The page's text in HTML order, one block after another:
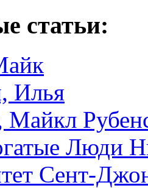
статьи:
Илья
Майкл
Люди
Сент-